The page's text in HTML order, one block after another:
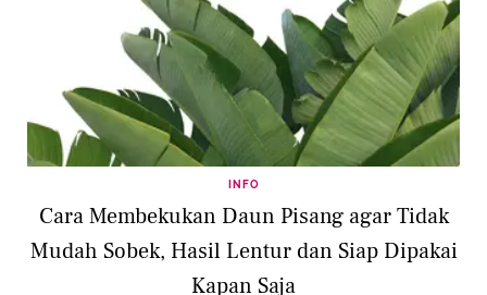
INFO
Cara Membekukan Daun Pisang agar Tidak
Mudah Sobek, Hasil Lentur dan Siap Dipakai
Kapan Saja